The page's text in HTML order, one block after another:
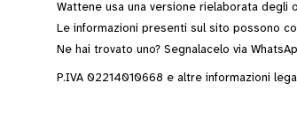
Wattene usa una versione rielaborata degli
Le informazioni presenti sul sito possono
Ne hai trovato uno? Segnalacelo via
P.IVA 02214010668 e altre informazioni